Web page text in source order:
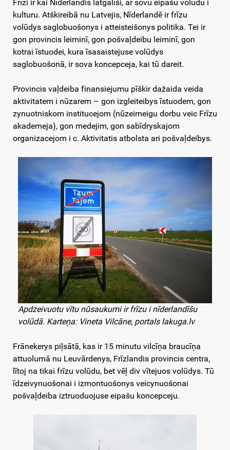
Frīzi ir kai Nīderlandis latgalīši, ar sovu eipašū volūdu i
kulturu. Atškireibā nu Latvejis, Nīderlandē ir frīzu
volūdys saglobuošonys i atteisteišonys politika. Tei ir
gon provincis leiminī, gon pošvaļdeibu leiminī, gon
kotrai īstuodei, kura īsasaistejuse volūdys
saglobuošonā, ir sova koncepceja, kai tū dareit.
Provincis vaļdeiba finansiejumu pīškir dažaida veida
aktivitatem i nūzarem – gon izgleiteibys īstuodem, gon
zynuotniskom institucejom (nūzeimeigu dorbu veic Frīzu
akademeja), gon medejim, gon sabīdryskajom
organizacejom i c. Aktivitatis atbolsta ari pošvaļdeibys.
Apdzeivuotu vītu nūsaukumi ir frīzu i nīderlandīšu
volūdā. Karteņa: Vineta Vilcāne, portals lakuga.lv
Frānekerys piļsātā, kas ir 15 minutu vilcīņa braucīņa
attuolumā nu Leuvārdenys, Frīzlandis provincis centra,
lītoj na tikai frīzu volūdu, bet vēļ div vītejuos volūdys. Tū
īdzeivynuošonai i izmontuošonys veicynuošonai
pošvaļdeiba iztruoduojuse eipašu koncepceju.